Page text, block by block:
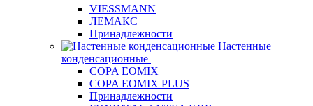
VIESSMANN
ЛЕМАКС
Принадлежности
Настенные
конденсационные
COPA EOMIX
COPA EOMIX PLUS
Принадлежности